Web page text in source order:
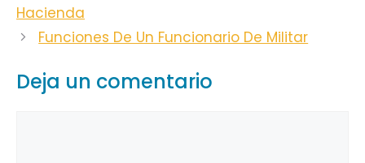
Hacienda
Funciones De Un Funcionario De Militar
Deja un comentario